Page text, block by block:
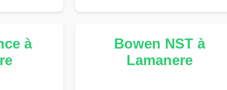
à
Bowen NST à
Lamanere